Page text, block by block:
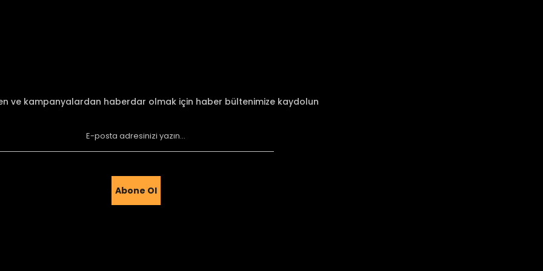
Gönder
ve kampanyalardan haberdar olmak için haber bültenimize kaydolun
Abone Ol